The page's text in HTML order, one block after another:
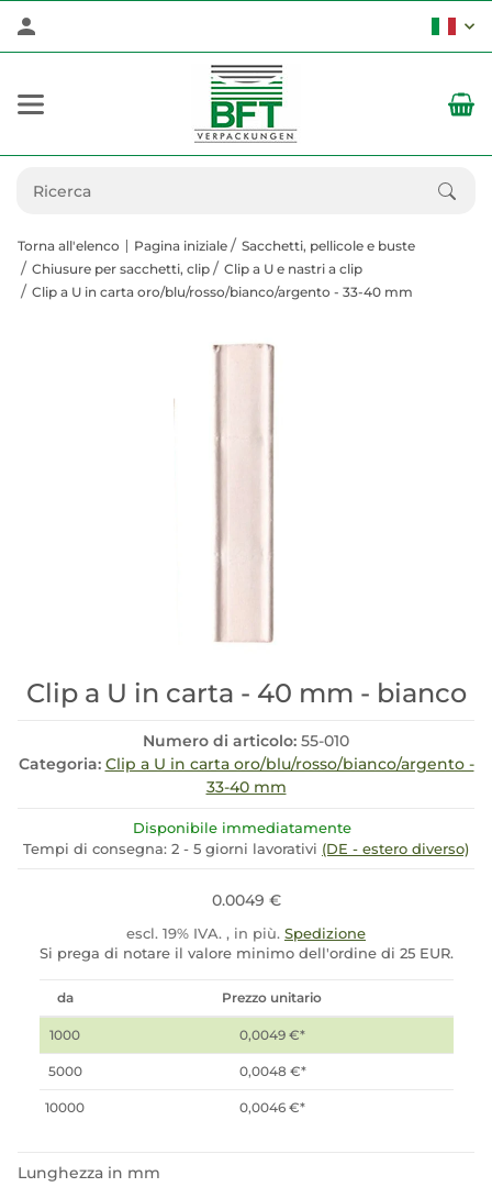
Torna all'elenco Pagina iniziale
Sacchetti, pellicole e buste
Chiusure per sacchetti, clip
Clip a U e nastri a clip
Clip a U in carta oro/blu/rosso/bianco/argento - 33-40 mm
Clip a U in carta - 40 mm - bianco
Numero di articolo: 55-010
Categoria: Clip a U in carta oro/blu/rosso/bianco/argento -
33-40 mm
Disponibile immediatamente
Tempi di consegna: 2 - 5 giorni lavorativi (DE - estero diverso)
0.0049 €
escl. 19% IVA. , in più. Spedizione
Si prega di notare il valore minimo dell'ordine di 25 EUR.
da Prezzo unitario
1000 0,0049 €*
5000 0,0048 €*
10000 0,0046 €*
Lunghezza in mm